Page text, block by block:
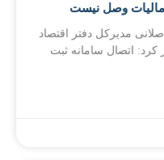
مالیات وصل نیست
مدیرکل دفتر اقتصاد
اتصال سامانه ثبت